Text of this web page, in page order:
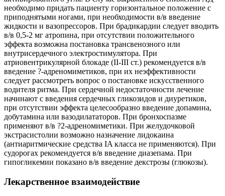
необходимо придать пациенту горизонтальное положение с
приподнятыми ногами, при необходимости в/в введение
жидкости и вазопрессоров. При брадикардии следует вводить
в/в 0,5-2 мг атропина, при отсутствии положительного
эффекта возможна постановка трансвенозного или
внутрисердечного электростимулятора. При
атриовентрикулярной блокаде (II-III ст.) рекомендуется в/в
введение ?-адреномиметиков, при их неэффективности
следует рассмотреть вопрос о постановке искусственного
водителя ритма. При сердечной недостаточности лечение
начинают с введения сердечных гликозидов и диуретиков,
при отсутствии эффекта целесообразно введение допамина,
добутамина или вазодилататоров. При бронхоспазме
применяют в/в ?2-адреномиметики. При желудочковой
экстрасистолии возможно назначение лидокаина
(антиаритмические средства IA класса не применяются). При
судорогах рекомендуется в/в введение диазепама. При
гипогликемии показано в/в введение декстрозы (глюкозы).
Лекарственное взаимодействие